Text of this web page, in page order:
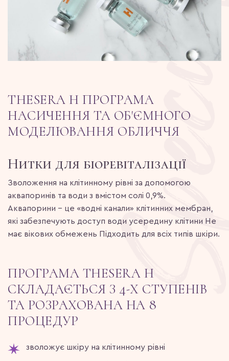
THESERA H ПРОГРАМА
НАСИЧЕННЯ ТА ОБ'ЄМНОГО
МОДЕЛЮВАННЯ ОБЛИЧЧЯ
Нитки для біоревіталізації
Зволоження на клітинному рівні за допомогою
аквапоринів та води з вмістом солі 0,9%.
Аквапорини – це «водні канали» клітинних мембран,
які забезпечують доступ води усередину клітини Не
має вікових обмежень Підходить для всіх типів шкіри.
ПРОГРАМА THESERA Н
СКЛАДАЄТЬСЯ З 4-Х СТУПЕНІВ
ТА РОЗРАХОВАНА НА 8
ПРОЦЕДУР
зволожує шкіру на клітинному рівні